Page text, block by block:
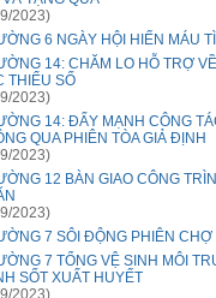
2023)
6 NGÀY HỘI HIẾN MÁU
14: CHĂM LO HỖ TRỢ
THIỂU SỐ
2023)
14: ĐẨY MẠNH CÔNG
QUA PHIÊN TÒA GIẢ ĐỊNH
2023)
12 BÀN GIAO CÔNG
2023)
7 SÔI ĐỘNG PHIÊN
7 TỔNG VỆ SINH MÔI
SỐT XUẤT HUYẾT
2023)